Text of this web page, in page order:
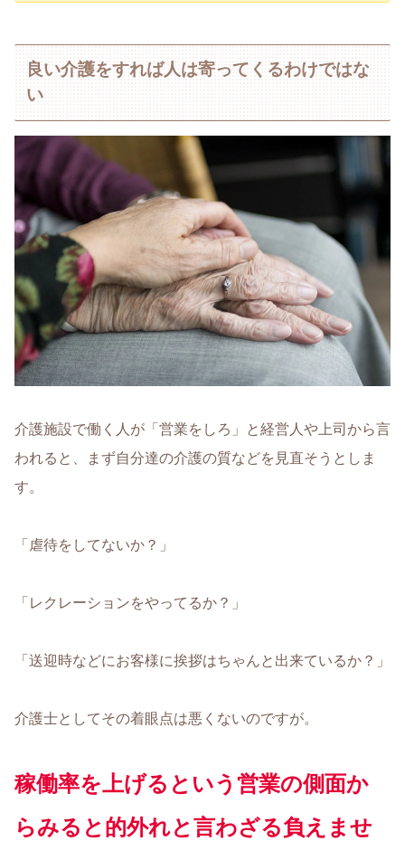
良い介護をすれば人は寄ってくるわけではな
い
介護施設で働く人が「営業をしろ」と経営人や上司から言
われると、まず自分達の介護の質などを見直そうとしま
す。
「虐待をしてないか？」
「レクレーションをやってるか？」
「送迎時などにお客様に挨拶はちゃんと出来ているか？」
介護士としてその着眼点は悪くないのですが。
稼働率を上げるという営業の側面か
らみると的外れと言わざる負えませ